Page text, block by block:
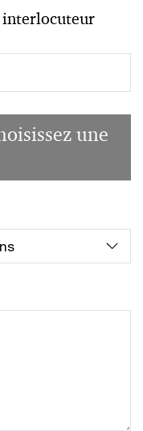
interlocuteur
une